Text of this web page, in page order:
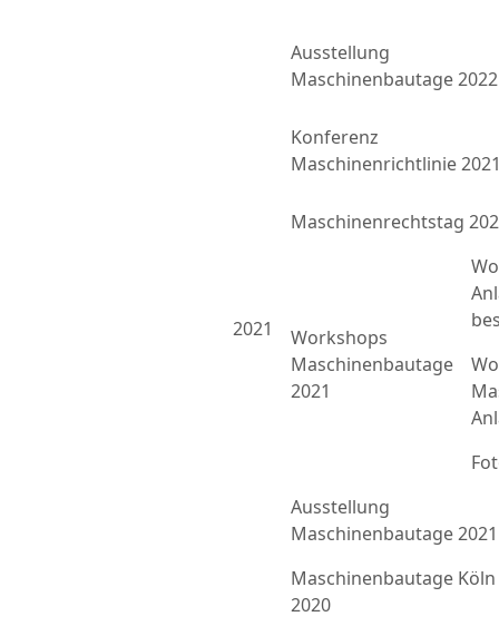
Ausstellung
Maschinenbautage 2022
2021
Konferenz
Maschinenrichtlinie
Maschinenrechtstag
Workshops
Maschinenbautage
2021
Ausstellung
Maschinenbautage 2021
Maschinenbautage Köln
2020